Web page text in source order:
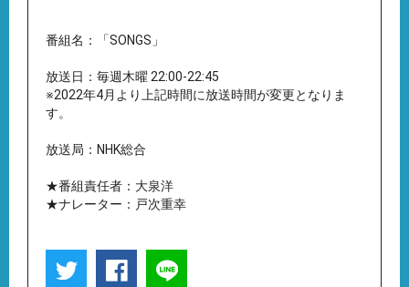
番組名：「SONGS」
放送日：毎週木曜 22:00-22:45
※2022年4月より上記時間に放送時間が変更となりま
す。
放送局：NHK総合
★番組責任者：大泉洋
★ナレーター：戸次重幸